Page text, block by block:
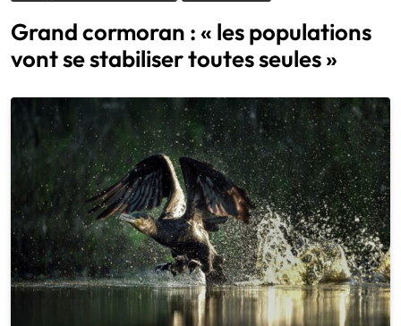
Grand cormoran : « les populations
vont se stabiliser toutes seules »